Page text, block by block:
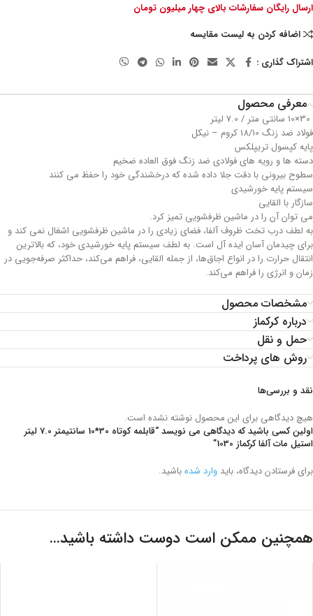
ارسال رایگان سفارشات بالای چهار میلیون تومان
اضافه کردن به لیست مقایسه
اشتراک گذاری :
معرفی محصول
فولاد ضد زنگ 18/10 کروم – نیکل
پایه کپسول تریپلکس
دسته ها و رویه های فولادی ضد زنگ فوق العاده ضخیم
سطوح بیرونی با دقت جلا داده شده که درخشندگی خود را حفظ می کنند
سیستم پایه خورشیدی
سازگار با القایی
می توان آن را در ماشین ظرفشویی تمیز کرد.
به لطف درب تخت ظروف آلفا، فضای زیادی را در ماشین ظرفشویی اشغال نمی کند و
برای چیدمان آسان ایده آل است. به لطف سیستم پایه خورشیدی خود، که بالاترین
انتقال حرارت را در انواع اجاق‌ها، از جمله القایی، فراهم می‌کند، حداکثر صرفه‌جویی در
زمان و انرژی را فراهم می‌کند.
مشخصات محصول
درباره کرکماز
حمل و نقل
روش های پرداخت
نقد و بررسی‌ها
هیچ دیدگاهی برای این محصول نوشته نشده است.
اولین کسی باشید که دیدگاهی می نویسد “قابلمه کوتاه 30*10 سانتیمتر 7.0 لیتر
استیل مات آلفا کرکماز 1030”
برای فرستادن دیدگاه، باید وارد شدهباشید.
همچنین ممکن است دوست داشته باشید…